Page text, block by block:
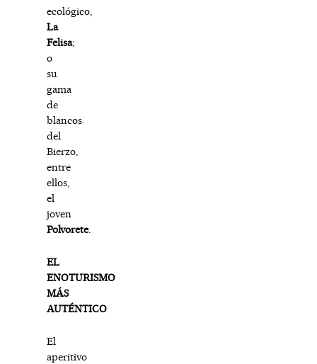
ecológico,
La
Felisa;
o
su
gama
de
blancos
del
Bierzo,
entre
ellos,
el
joven
Polvorete.
EL
ENOTURISMO
MÁS
AUTÉNTICO
El
aperitivo